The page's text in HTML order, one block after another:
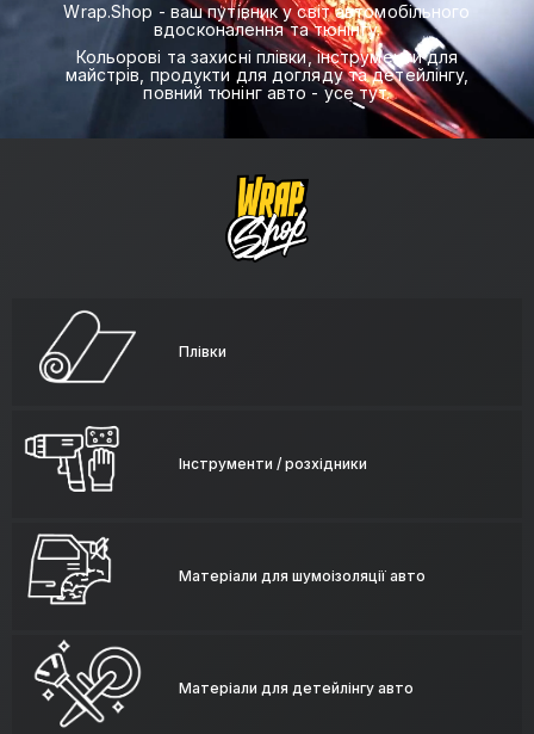
Wrap.Shop - ваш путівник у світ автомобільного
вдосконалення та тюнінгу.
Кольорові та захисні плівки, інструменти для
майстрів, продукти для догляду та детейлінгу,
повний тюнінг авто - усе тут.
Плівки
Інструменти / розхідники
Матеріали для шумоізоляції авто
Матеріали для детейлінгу авто